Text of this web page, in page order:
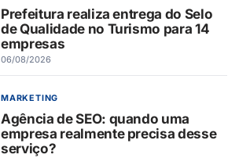
Prefeitura realiza entrega do Selo
de Qualidade no Turismo para 14
empresas
06/08/2026
MARKETING
Agência de SEO: quando uma
empresa realmente precisa desse
serviço?